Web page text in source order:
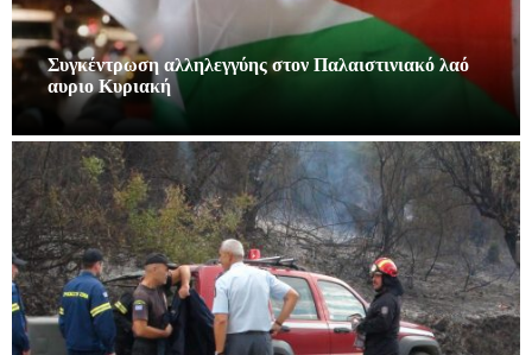
Συγκέντρωση αλληλεγγύης στον Παλαιστινιακό λαό
αυριο Κυριακή